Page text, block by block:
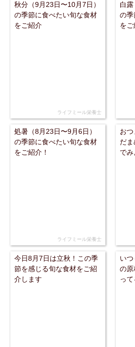
秋分（9月23日〜10月7日）
の季節に食べたい旬な食材
をご紹介
ライフミール栄養士
白露
の季
を
処暑（8月23日〜9月6日）
の季節に食べたい旬な食材
をご紹介！
ライフミール栄養士
お
だ
でみ
今日8月7日は立秋！この季
節を感じる旬な食材をご紹
介します
いつ
の原
って